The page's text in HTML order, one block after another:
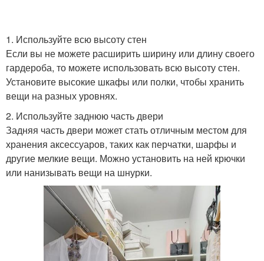
1. Используйте всю высоту стен
Если вы не можете расширить ширину или длину своего
гардероба, то можете использовать всю высоту стен.
Установите высокие шкафы или полки, чтобы хранить
вещи на разных уровнях.
2. Используйте заднюю часть двери
Задняя часть двери может стать отличным местом для
хранения аксессуаров, таких как перчатки, шарфы и
другие мелкие вещи. Можно установить на ней крючки
или нанизывать вещи на шнурки.